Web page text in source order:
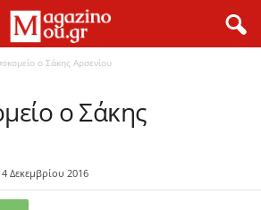
ο Σάκης Αρσενίου
ο Σάκης
4 Δεκεμβρίου 2016